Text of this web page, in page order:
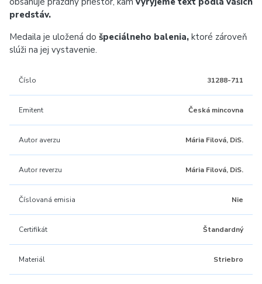
predstáv.
Medaila je uložená do špeciálneho balenia, ktoré zároveň
slúži na jej vystavenie.
Číslo 31288-711
Emitent Česká mincovna
Autor averzu Mária Filová, DiS.
Autor reverzu Mária Filová, DiS.
Číslovaná emisia Nie
Certifikát Štandardný
Materiál Striebro